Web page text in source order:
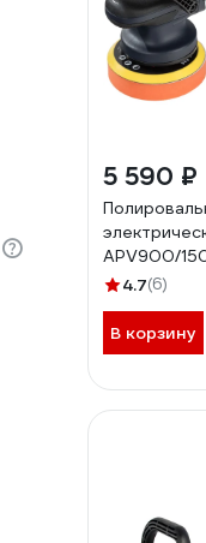
5 590 ₽
APV900/
4.7(6)
В корзину